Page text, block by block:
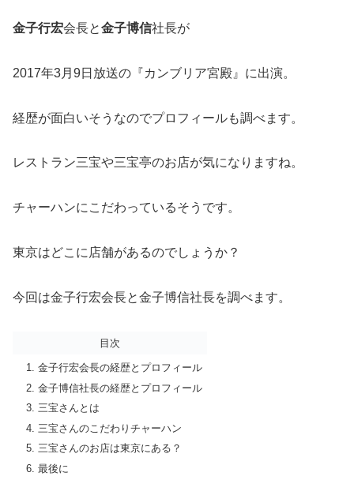
金子行宏会長と金子博信社長が
2017年3月9日放送の『カンブリア宮殿』に出演。
経歴が面白いそうなのでプロフィールも調べます。
レストラン三宝や三宝亭のお店が気になりますね。
チャーハンにこだわっているそうです。
東京はどこに店舗があるのでしょうか？
今回は金子行宏会長と金子博信社長を調べます。
目次
金子行宏会長の経歴とプロフィール
金子博信社長の経歴とプロフィール
三宝さんとは
三宝さんのこだわりチャーハン
三宝さんのお店は東京にある？
最後に